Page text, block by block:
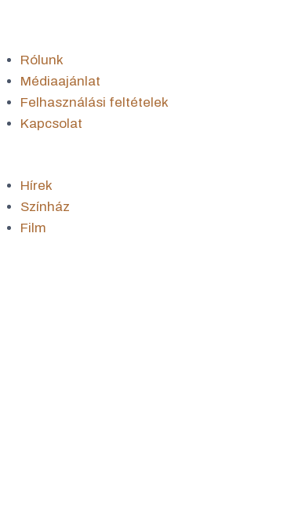
Rólunk
Médiaajánlat
Felhasználási feltételek
Kapcsolat
Hírek
Színház
Film